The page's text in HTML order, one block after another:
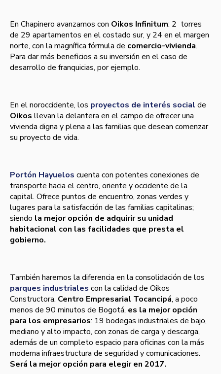
En Chapinero avanzamos con Oikos Infinitum: 2 torres
de 29 apartamentos en el costado sur, y 24 en el margen
norte, con la magní­fica fórmula de comercio-vivienda.
Para dar más beneficios a su inversión en el caso de
desarrollo de franquicias, por ejemplo.
En el noroccidente, los proyectos de interés social de
Oikos llevan la delantera en el campo de ofrecer una
vivienda digna y plena a las familias que desean comenzar
su proyecto de vida.
Portón Hayuelos cuenta con potentes conexiones de
transporte hacia el centro, oriente y occidente de la
capital. Ofrece puntos de encuentro, zonas verdes y
lugares para la satisfacción de las familias capitalinas;
siendo la mejor opción de adquirir su unidad
habitacional con las facilidades que presta el
gobierno.
También haremos la diferencia en la consolidación de los
parques industriales con la calidad de Oikos
Constructora. Centro Empresarial Tocancipá, a poco
menos de 90 minutos de Bogotá, es la mejor opción
para los empresarios: 19 bodegas industriales de bajo,
mediano y alto impacto, con zonas de carga y descarga,
además de un completo espacio para oficinas con la más
moderna infraestructura de seguridad y comunicaciones.
Será la mejor opción para elegir en 2017.